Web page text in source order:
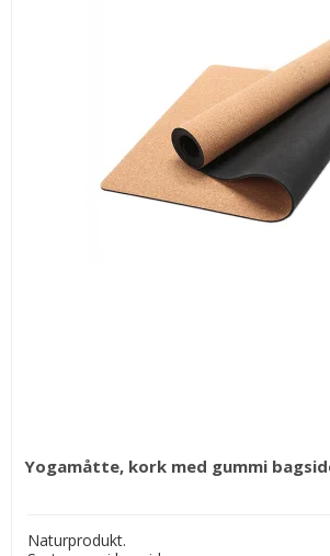
Yogamåtte, kork med gummi
Naturprodukt.